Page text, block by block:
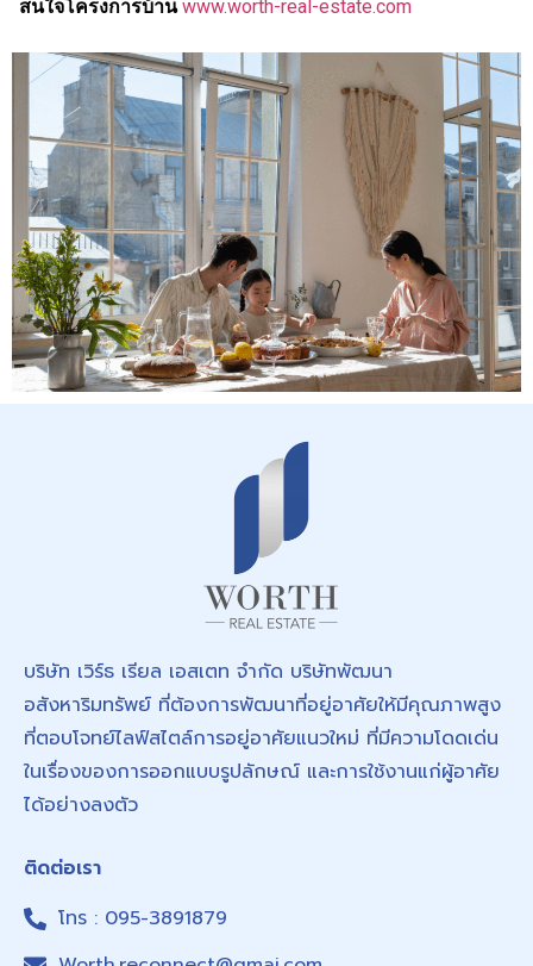
สนใจโครงการบ้าน www.worth-real-estate.com
บริษัท เวิร์ธ เรียล เอสเตท จำกัด บริษัทพัฒนา
อสังหาริมทรัพย์ ที่ต้องการพัฒนาที่อยู่อาศัยให้มีคุณภาพสูง
ที่ตอบโจทย์ไลฟ์สไตล์การอยู่อาศัยแนวใหม่ ที่มีความโดดเด่น
ในเรื่องของการออกแบบรูปลักษณ์ และการใช้งานแก่ผู้อาศัย
ได้อย่างลงตัว
ติดต่อเรา
โทร : 095-3891879